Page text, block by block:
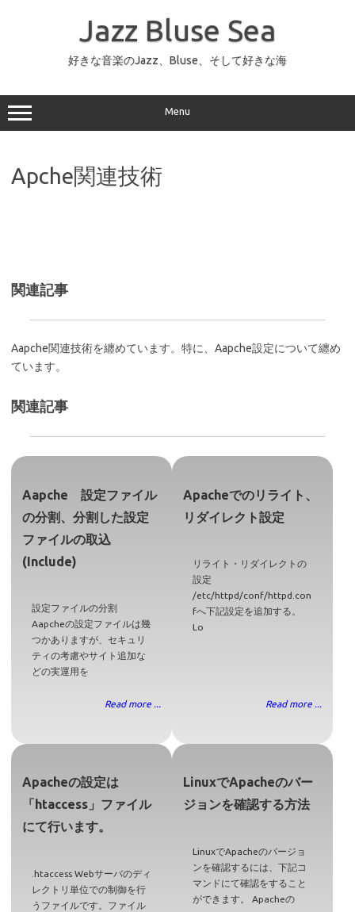
ッ
プ
Jazz Bluse Sea
好きな音楽のJazz、Bluse、そして好きな海
Menu
Apche関連技術
関連記事
Aapche関連技術を纏めています。特に、Aapche設定について纏め
ています。
関連記事
Aapche 設定ファイル
の分割、分割した設定
ファイルの取込
(Include)
設定ファイルの分割
Aapcheの設定ファイルは幾
つかありますが、セキュリ
ティの考慮やサイト追加な
どの実運用を
Read more ...
Apacheでのリライト、
リダイレクト設定
リライト・リダイレクトの
設定
/etc/httpd/conf/httpd.con
fへ下記設定を追加する。
Lo
Read more ...
Apacheの設定は
「htaccess」ファイル
にて行います。
.htaccess Webサーバのディ
レクトリ単位での制御を行
うファイルです。ファイル
LinuxでApacheのバー
ジョンを確認する方法
LinuxでApacheのバージョ
ンを確認するには、下記コ
マンドにて確認をすること
ができます。 Apacheの